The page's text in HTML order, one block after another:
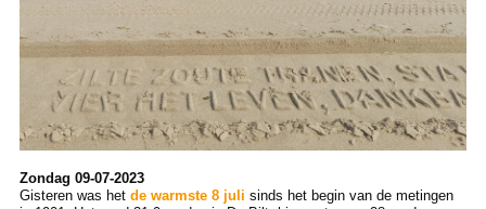
Zondag 09-07-2023
Gisteren was het de warmste 8 juli sinds het begin van de metingen